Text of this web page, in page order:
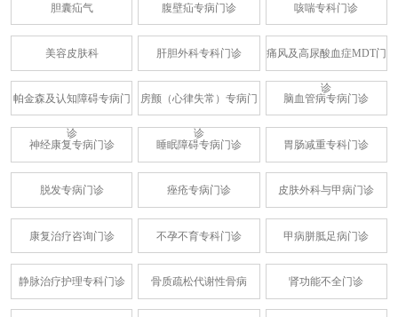
胆囊疝气 腹壁疝专病门诊 咳喘专科门诊
美容皮肤科 肝胆外科专科门诊 痛风及高尿酸血症MDT门
诊
帕金森及认知障碍专病门
诊
房颤（心律失常）专病门
诊
脑血管病专病门诊
神经康复专病门诊 睡眠障碍专病门诊 胃肠减重专科门诊
脱发专病门诊 痤疮专病门诊 皮肤外科与甲病门诊
康复治疗咨询门诊 不孕不育专科门诊 甲病胼胝足病门诊
静脉治疗护理专科门诊 骨质疏松代谢性骨病 肾功能不全门诊